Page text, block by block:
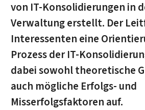
von IT-Konsolidierungen in
Verwaltung erstellt. Der
Interessenten eine
Prozess der IT-
dabei sowohl theoretische
auch mögliche Erfolgs- und
Misserfolgsfaktoren auf.